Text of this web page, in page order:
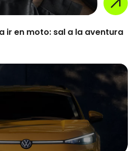
ir en moto: sal a la aventura